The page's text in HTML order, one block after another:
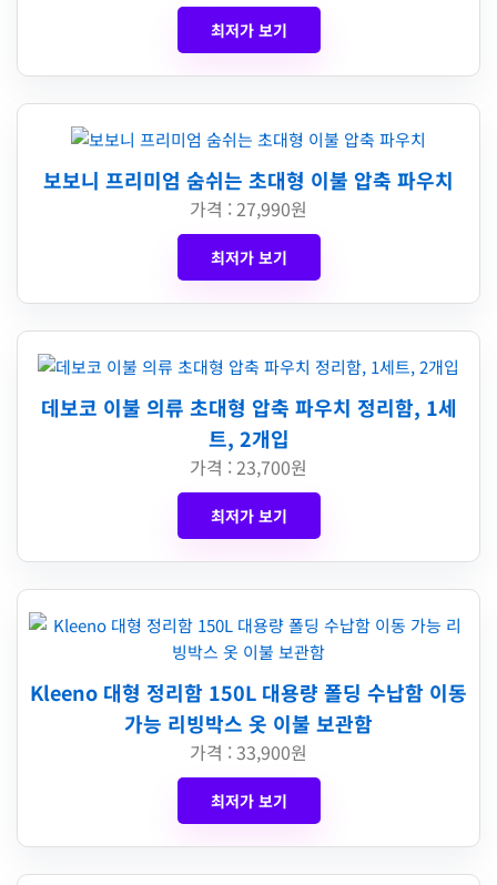
최저가 보기
보보니 프리미엄 숨쉬는 초대형 이불 압축 파우치
가격 : 27,990원
최저가 보기
데보코 이불 의류 초대형 압축 파우치 정리함, 1세
트, 2개입
가격 : 23,700원
최저가 보기
Kleeno 대형 정리함 150L 대용량 폴딩 수납함 이동
가능 리빙박스 옷 이불 보관함
가격 : 33,900원
최저가 보기